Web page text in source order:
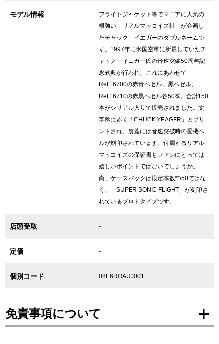
店舗情報
銀座本店
GINZA RASIN公式ブログ
WEBマガジン
For Overseas Customers
モデル情報
フライトジャケット等でマニアに人気の
根強い「リアルマッコイズ社」が企画し
たチャック・イエガーのダブルネームで
す。1997年に米国空軍に所属していたチ
ャック・イエガー氏の音速突破50周年記
念式典が行われ、これにあわせて
Ref.16700の赤青ベゼル、黒ベゼル、
Ref.16710の赤黒ベゼル各50本、合計150
本がシリアル入りで販売されました。文
字盤に赤く「CHUCK YEAGER」とプリ
ントされ、裏蓋には音速突破時の愛機ベ
ルが刻印されています。付属するリアル
マッコイズの保証書もファンにとっては
嬉しいポイントではないでしょうか。
尚、ケースバックは限定本数**/50ではな
く、「SUPER SONIC FLIGHT」が刻印さ
れているプロトタイプです。
店頭受取 -
定価 -
個別コード 08H6ROAU0001
免責事項について